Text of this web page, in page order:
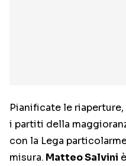
Pianificate le
i partiti della
con la Lega
misura. Matteo Salvini